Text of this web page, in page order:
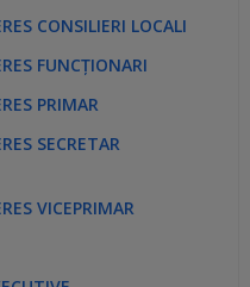
CONSILIERI LOCALI
FUNCȚIONARI
PRIMAR
SECRETAR
VICEPRIMAR